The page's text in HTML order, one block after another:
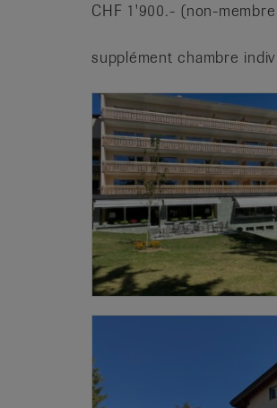
CHF 1'900.- (non-
supplément chambre